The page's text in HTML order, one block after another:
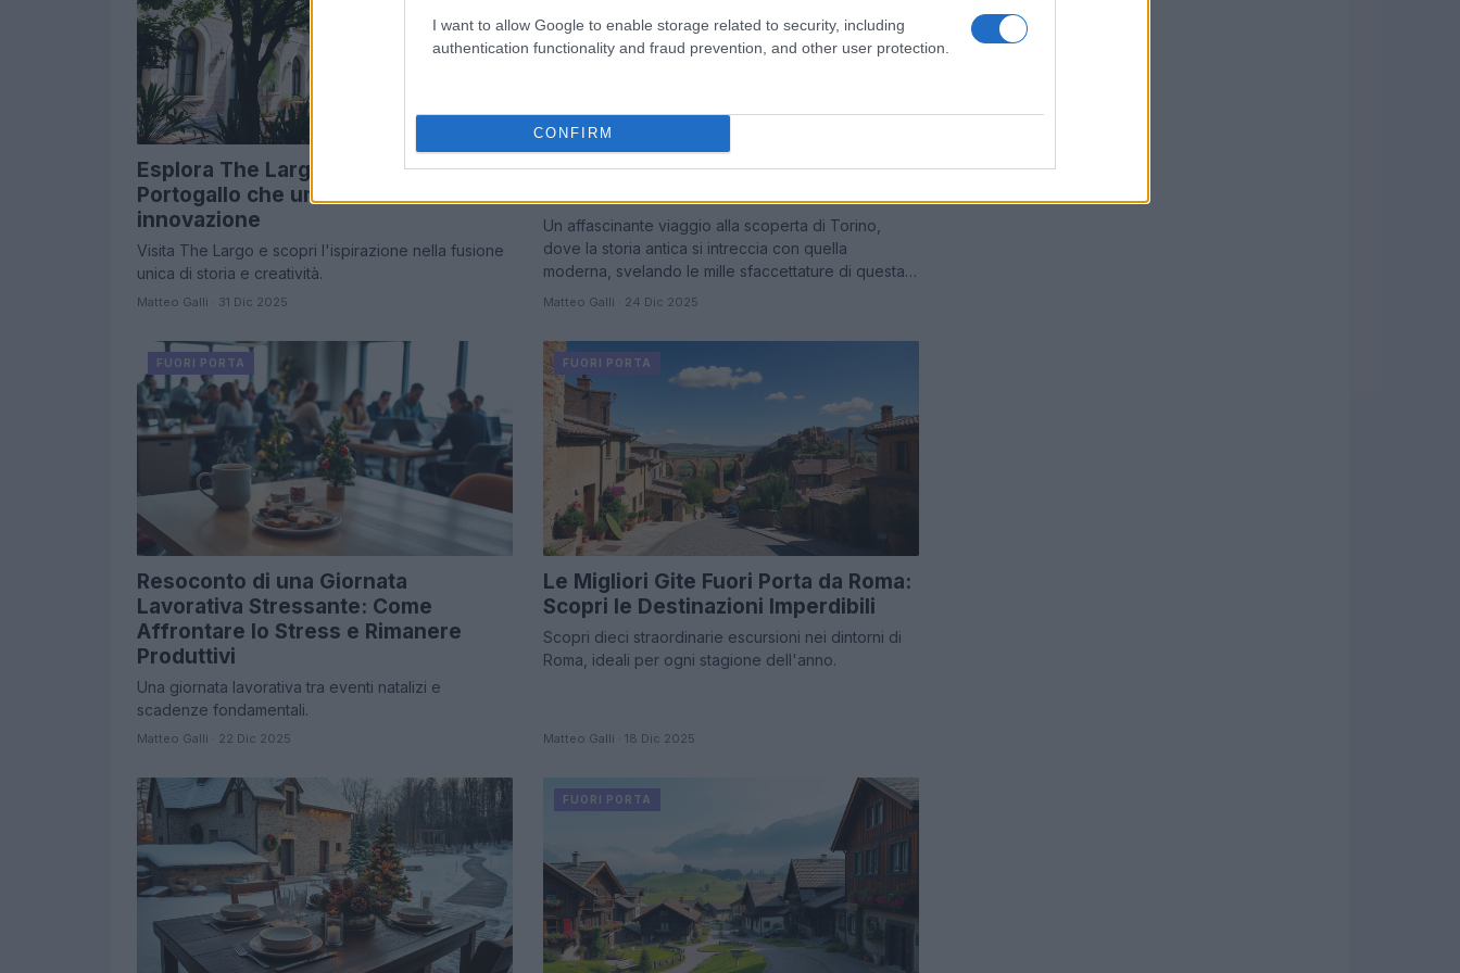
I want to allow Google to enable storage related to security, including
authentication functionality and fraud prevention, and other user protection.
CONFIRM
Esplora The Largo: un angolo di
Portogallo che unisce tradizione e
innovazione
Visita The Largo e scopri l'ispirazione nella fusione
unica di storia e creatività.
Matteo Galli · 31 Dic 2025
Torino da Scoprire: Cinque Tappe
tra Storia e Modernità
Un affascinante viaggio alla scoperta di Torino,
dove la storia antica si intreccia con quella
moderna, svelando le mille sfaccettature di questa…
Matteo Galli · 24 Dic 2025
FUORI PORTA
Resoconto di una Giornata
Lavorativa Stressante: Come
Affrontare lo Stress e Rimanere
Produttivi
Una giornata lavorativa tra eventi natalizi e
scadenze fondamentali.
Matteo Galli · 22 Dic 2025
FUORI PORTA
Le Migliori Gite Fuori Porta da Roma:
Scopri le Destinazioni Imperdibili
Scopri dieci straordinarie escursioni nei dintorni di
Roma, ideali per ogni stagione dell'anno.
Matteo Galli · 18 Dic 2025
FUORI PORTA